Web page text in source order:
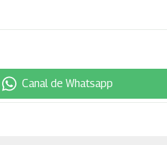
Canal de Whatsapp